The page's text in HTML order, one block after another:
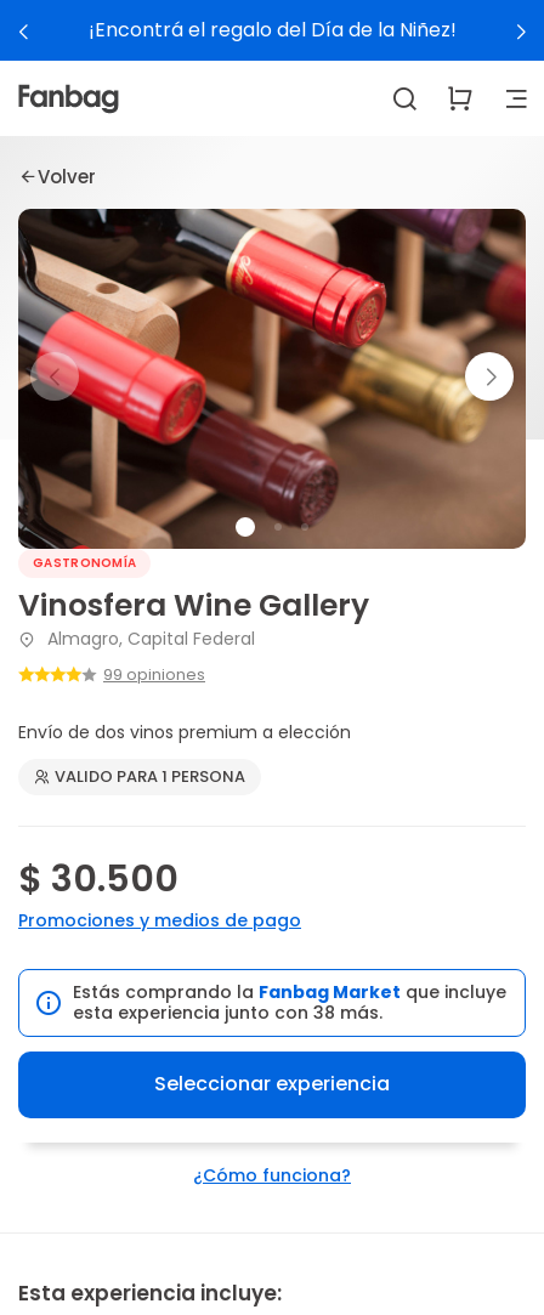
¡Encontrá el regalo del Día de la Niñez!
Volver
GASTRONOMÍA
Vinosfera Wine Gallery
Almagro, Capital Federal
99 opiniones
Envío de dos vinos premium a elección
VALIDO PARA 1 PERSONA
$ 30.500
Promociones y medios de pago
Estás comprando la Fanbag Market que incluye
esta experiencia junto con 38 más.
Seleccionar experiencia
¿Cómo funciona?
Esta experiencia incluye: